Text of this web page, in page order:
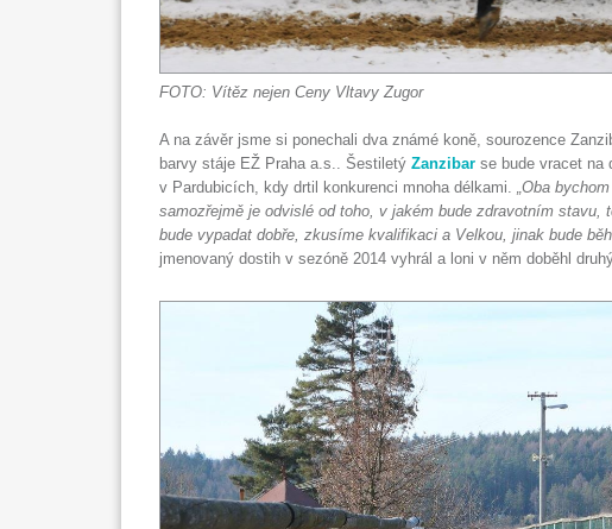
FOTO: Vítěz nejen Ceny Vltavy Zugor
A na závěr jsme si ponechali dva známé koně, sourozence
barvy stáje EŽ Praha a.s.. Šestiletý Zanzibar se bude vracet na
v Pardubicích, kdy drtil konkurenci mnoha délkami. „Oba
samozřejmě je odvislé od toho, v jakém bude zdravotním stavu,
bude vypadat dobře, zkusíme kvalifikaci a Velkou, jinak bude
jmenovaný dostih v sezóně 2014 vyhrál a loni v něm doběhl